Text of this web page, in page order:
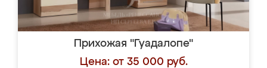
Прихожая "Гуадалопе"
Цена: от 35 000 руб.